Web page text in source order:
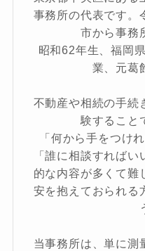
事務所の代表です。
市から事務
昭和62年生、福岡
業、元葛
不動産や相続の手続
験すること
「何から手をつけ
「誰に相談すれば
的な内容が多くて難
安を抱えておられる
当事務所は、単に測